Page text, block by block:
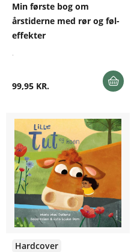
Min første bog om
årstiderne med rør og føl-
effekter
.
99,95 KR.
Hardcover